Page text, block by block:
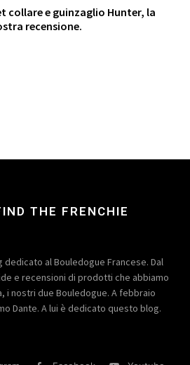
collare e guinzaglio Hunter, la
recensione.
THE FRENCHIE
dedicato al Bouledogue Francese. Dal
e recensioni di prodotti che abbiamo
i nostri due Bouledogue. A febbraio
Dante. A lui è dedicato questo blog.